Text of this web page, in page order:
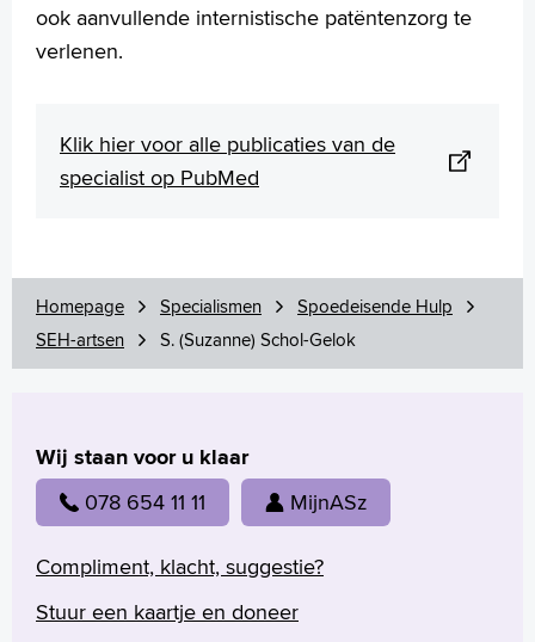
ook aanvullende internistische patëntenzorg te
verlenen.
Klik hier voor alle publicaties van de
specialist op PubMed
Homepage Specialismen
Spoedeisende Hulp
SEH-artsen
S. (Suzanne) Schol-Gelok
Wij staan voor u klaar
078 654 11 11 MijnASz
Compliment, klacht, suggestie?
Stuur een kaartje en doneer